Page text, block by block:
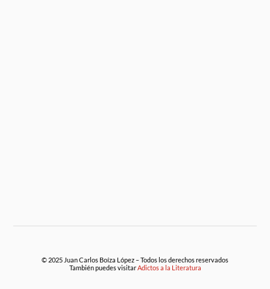
© 2025 Juan Carlos Boíza López – Todos los derechos reservados
También puedes visitarAdictos a la Literatura